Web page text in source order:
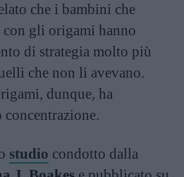
che i bambini che
con gli origami hanno
di strategia molto più
che non li avevano.
dunque, ha
studio condotto dalla